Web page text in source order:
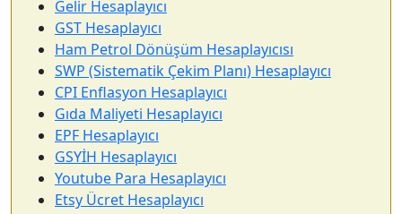
Gelir Hesaplayıcı
GST Hesaplayıcı
Ham Petrol Dönüşüm Hesaplayıcısı
SWP (Sistematik Çekim Planı) Hesaplayıcı
CPI Enflasyon Hesaplayıcı
Gıda Maliyeti Hesaplayıcı
EPF Hesaplayıcı
GSYİH Hesaplayıcı
Youtube Para Hesaplayıcı
Etsy Ücret Hesaplayıcı